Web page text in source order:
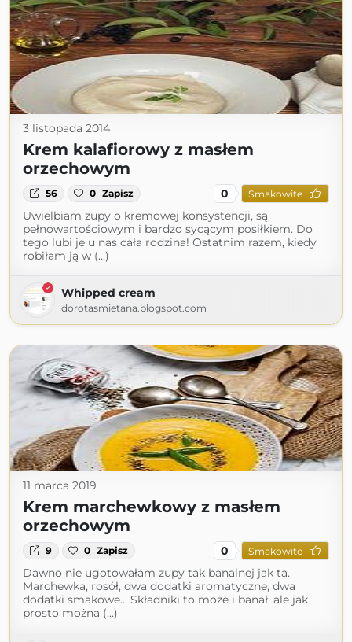
3 listopada 2014
Krem kalafiorowy z masłem
orzechowym
56 0 Zapisz 0 Smakowite
Uwielbiam zupy o kremowej konsystencji, są
pełnowartościowym i bardzo sycącym posiłkiem. Do
tego lubi je u nas cała rodzina! Ostatnim razem, kiedy
robiłam ją w (...)
Whipped cream
dorotasmietana.blogspot.com
11 marca 2019
Krem marchewkowy z masłem
orzechowym
9 0 Zapisz 0 Smakowite
Dawno nie ugotowałam zupy tak banalnej jak ta.
Marchewka, rosół, dwa dodatki aromatyczne, dwa
dodatki smakowe… Składniki to może i banał, ale jak
prosto można (...)